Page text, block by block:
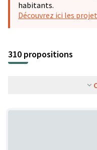
habitants.
Découvrez ici les
310 propositions